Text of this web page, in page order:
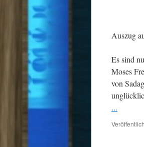
Auszug
Es sind
Moses
von
...